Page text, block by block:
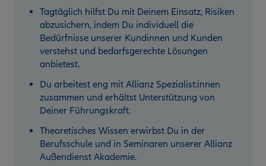
Tagtäglich hilfst Du mit Deinem Einsatz, Risiken
abzusichern, indem Du individuell die
Bedürfnisse unserer Kundinnen und Kunden
verstehst und bedarfsgerechte Lösungen
anbietest.
Du arbeitest eng mit Allianz Spezialist:innen
zusammen und erhältst Unterstützung von
Deiner Führungskraft.
Theoretisches Wissen erwirbst Du in der
Berufsschule und in Seminaren unserer Allianz
Außendienst Akademie.